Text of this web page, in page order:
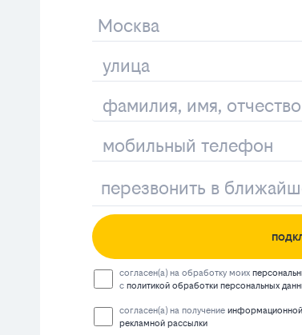
согласен(а) на обработку моих
с политикой обработки персональных
согласен(а) на получение
рекламной рассылки